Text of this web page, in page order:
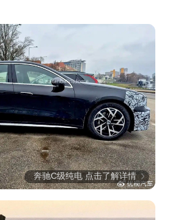
奔驰C级纯电 点击了解详情